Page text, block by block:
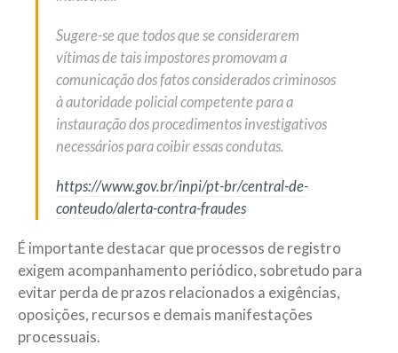
Sugere-se que todos que se considerarem
vítimas de tais impostores promovam a
comunicação dos fatos considerados criminosos
à autoridade policial competente para a
instauração dos procedimentos investigativos
necessários para coibir essas condutas.
https://www.gov.br/inpi/pt-br/central-de-
conteudo/alerta-contra-fraudes
É importante destacar que processos de registro
exigem acompanhamento periódico, sobretudo para
evitar perda de prazos relacionados a exigências,
oposições, recursos e demais manifestações
processuais.